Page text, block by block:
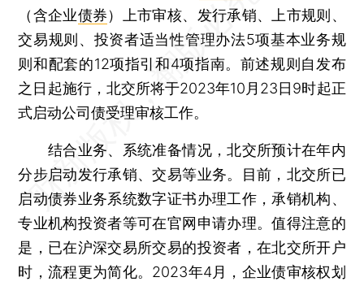
（含企业债券）上市审核、发行承销、上市规则、
交易规则、投资者适当性管理办法5项基本业务规
则和配套的12项指引和4项指南。前述规则自发布
之日起施行，北交所将于2023年10月23日9时起正
式启动公司债受理审核工作。
结合业务、系统准备情况，北交所预计在年内
分步启动发行承销、交易等业务。目前，北交所已
启动债券业务系统数字证书办理工作，承销机构、
专业机构投资者等可在官网申请办理。值得注意的
是，已在沪深交易所交易的投资者，在北交所开户
时，流程更为简化。2023年4月，企业债审核权划